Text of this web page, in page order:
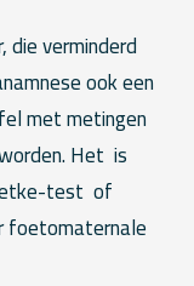
verminderd
ook een
met metingen
Het is
test of